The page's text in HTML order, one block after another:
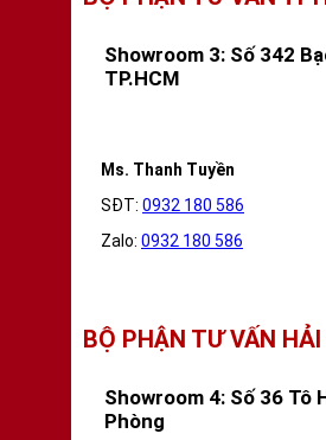
Showroom 3: Số 342
TP.HCM
Ms. Thanh Tuyền
SĐT: 0932 180 586
Zalo: 0932 180 586
BỘ PHẬN TƯ VẤN HẢI
Showroom 4: Số 36 Tô
Phòng